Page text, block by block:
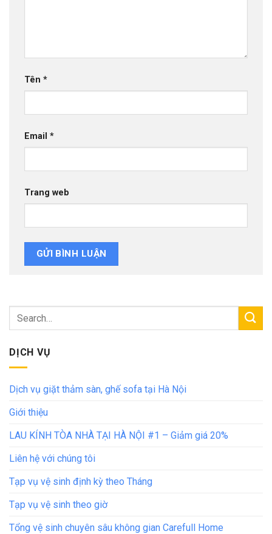
Tên *
Email *
Trang web
DỊCH VỤ
Dịch vụ giặt thảm sàn, ghế sofa tại Hà Nội
Giới thiệu
LAU KÍNH TÒA NHÀ TẠI HÀ NỘI #1 – Giảm giá 20%
Liên hệ với chúng tôi
Tạp vụ vệ sinh định kỳ theo Tháng
Tạp vụ vệ sinh theo giờ
Tổng vệ sinh chuyên sâu không gian Carefull Home